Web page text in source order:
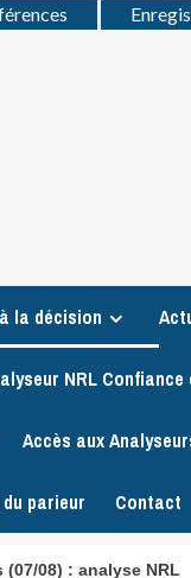
la décision
NRL Confiance
Accès aux
parieur Contact
NRL